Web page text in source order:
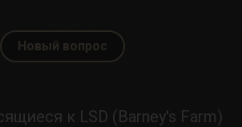
Новый вопрос
к LSD (Barney's Farm)